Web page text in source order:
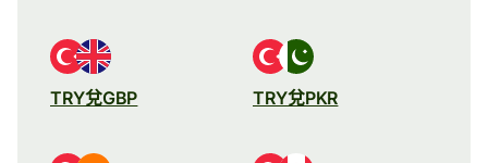
TRY兌GBP TRY兌PKR